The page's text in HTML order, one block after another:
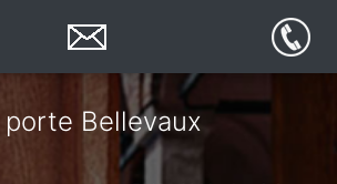
porte Bellevaux